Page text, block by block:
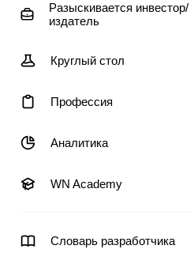
Разыскивается инвестор/
издатель
Круглый стол
Профессия
Аналитика
WN Academy
Словарь разработчика